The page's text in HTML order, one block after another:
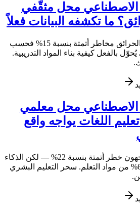
محل مثقّفي
ما تكشفه البيانات فعلاً
يواجه مثقّفو السلامة من الحرائق مخاطر أتمتة بنسبة 15% فحسب
بالفعل كيفية بناء المواد التدريبية.
محل معلمي
تعليم اللغات يواجه واقع
معلمو اللغة الإنجليزية يواجهون خطر أتمتة بنسبة 22% — لكن الذكاء
الاصطناعي يولّد بالفعل 65% من مواد التعلم. سحر التعليم البشري